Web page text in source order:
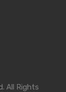
All Rights